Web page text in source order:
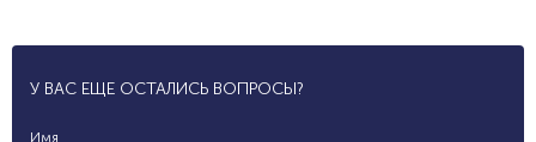
У ВАС ЕЩЕ ОСТАЛИСЬ ВОПРОСЫ?
Имя